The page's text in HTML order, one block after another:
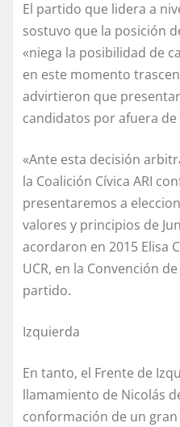
El partido que lidera a
sostuvo que la posición
«niega la posibilidad de
en este momento
advirtieron que
candidatos por afuera
«Ante esta decisión
la Coalición Cívica ARI
presentaremos a
valores y principios de
acordaron en 2015 Elisa
UCR, en la Convención
partido.
Izquierda
En tanto, el Frente de
llamamiento de Nicolás
conformación de un